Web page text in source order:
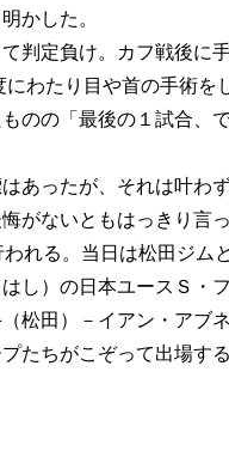
かした。
判定負け。カフ戦後に
わたり目や首の手術を
のの「最後の１試合、
あったが、それは叶わ
がないともはっきり言っ
れる。当日は松田ジム
し）の日本ユースＳ・
松田）－イアン・アブ
たちがこぞって出場する